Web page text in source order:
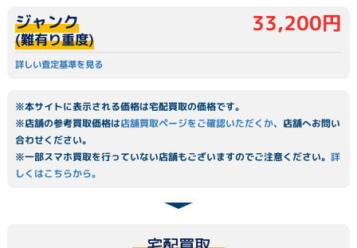
詳しい査定基準を見る
ジャンク
(難有り重度)
33,200円
※本サイトに表示される価格は宅配買取の価格です。
※店舗の参考買取価格は店舗買取ページをご確認いただくか、店舗へお問い
合わせください。
※一部スマホ買取を行っていない店舗もございますのでご注意ください。詳
しくはこちらから。